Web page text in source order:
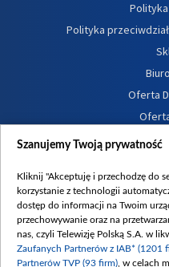
Polityka
Oferta
Procedura
Szanujemy Twoją prywatność
Kliknij "Akceptuję i przechodzę do
korzystanie z technologii
dostęp do informacji na Twoim
przechowywanie oraz na
nas, czyli Telewizję Polską S.A. w
Zaufanych Partnerów z IAB* (1201
Partnerów TVP (93 firm) , w celach